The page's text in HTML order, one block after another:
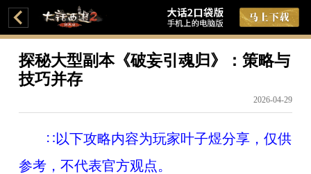
探秘大型副本《破妄引魂归》：策略与
技巧并存
2026-04-29
∷以下攻略内容为玩家叶子煜分享，仅供
参考，不代表官方观点。